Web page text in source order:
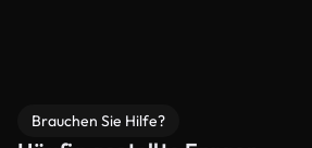
Brauchen Sie Hilfe?